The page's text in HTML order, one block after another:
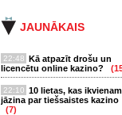
JAUNĀKAIS
22:48 Kā atpazīt drošu un
licencētu online kazino?
22:10 10 lietas, kas ikvienam
jāzina par tiešsaistes kazino
(7)